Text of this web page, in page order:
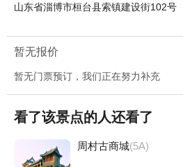
山东省淄博市桓台县索镇建设街102号
暂无报价
暂无门票预订，我们正在努力补充
看了该景点的人还看了
周村古商城(5A)